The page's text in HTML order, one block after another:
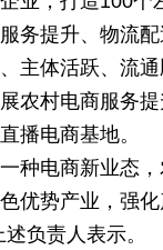
务提升、物流
主体活跃、流
农村电商服务
播电商基地。
种电商新业态
优势产业，强
负责人表示。